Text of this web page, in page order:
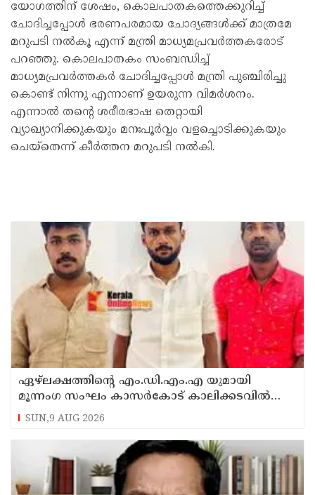
യോഗത്തിന് ശേഷം, കൊലപാതകത്തെക്കുറിച്ച്
ചോദിച്ചപ്പോള്‍ ഭരണപരമായ ചോദ്യങ്ങള്‍ക്ക് മാത്രമേ
മറുപടി നല്‍കൂ എന്ന് മന്ത്രി മാധ്യമപ്രവര്‍ത്തകരോട്
പറഞ്ഞു. കൊലപാതകം സംബന്ധിച്ച്
മാധ്യമപ്രവര്‍ത്തകര്‍ ചോദിച്ചപ്പോള്‍ മന്ത്രി പുഞ്ചിരിച്ചു
കൊണ്ട് നിന്നു എന്നാണ് ഉയരുന്ന വിമര്‍ശനം.
എന്നാല്‍ തന്റെ ശരീരഭാഷ തെറ്റായി
വ്യാഖ്യാനിക്കുകയും മനഃപൂര്‍വ്വം വളച്ചൊടിക്കുകയും
ചെയ്‌തെന്ന് കീര്‍ത്തന മറുപടി നല്‍കി.
ഏഴ്ലക്ഷത്തിൻ്റെ എം.ഡി.എം.എ യുമായി
മൂന്നംഗ സംഘം കാസർകോട് കാലിക്കടവിൽ
അറസ്റ്റിൽ
SUN,9 AUG 2026